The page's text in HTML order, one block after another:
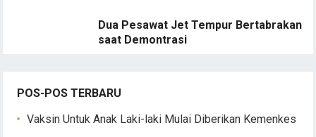
Dua Pesawat Jet Tempur Bertabrakan
saat Demontrasi
POS-POS TERBARU
Vaksin Untuk Anak Laki-laki Mulai Diberikan Kemenkes